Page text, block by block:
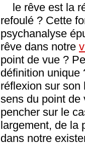
le rêve est la
refoulé ? Cette
psychanalyse
rêve dans notre
point de vue ?
définition unique
réflexion sur son
sens du point de
pencher sur le
largement, de la
dans notre